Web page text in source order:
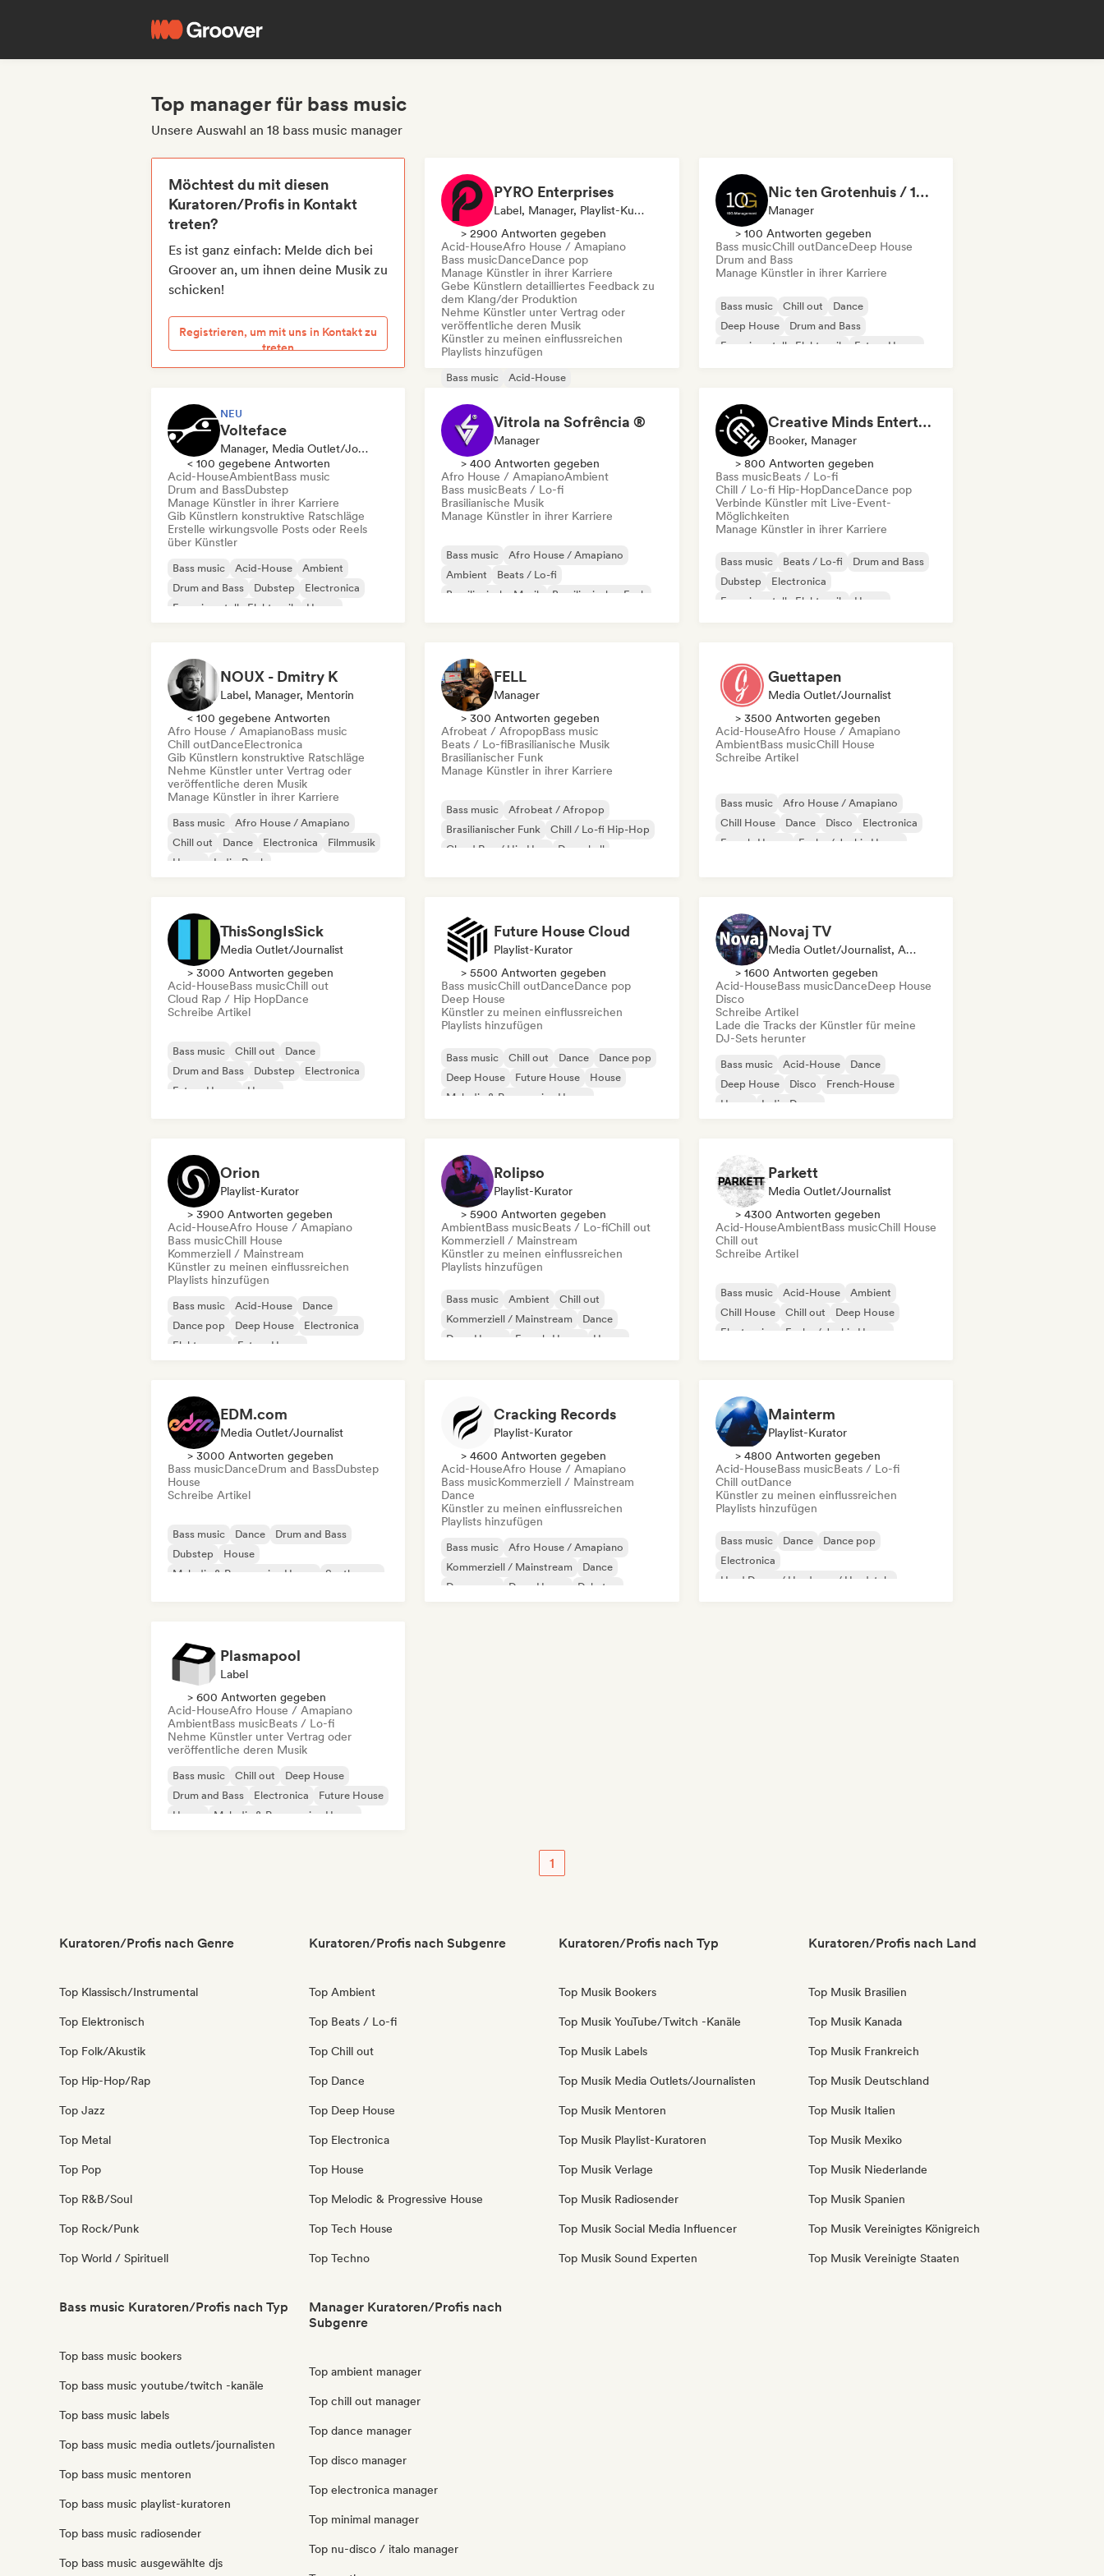
Top manager für bass music
Unsere Auswahl an 18 bass music manager
Möchtest du mit diesen
Kuratoren/Profis in Kontakt
treten?
Es ist ganz einfach: Melde dich bei
Groover an, um ihnen deine Musik zu
schicken!
Registrieren, um mit uns in Kontakt zu
treten
PYRO Enterprises
Label, Manager, Playlist-Kurator, Sound Experte
> 2900 Antworten gegeben
Acid-HouseAfro House / Amapiano
Bass musicDanceDance pop
Manage Künstler in ihrer Karriere
Gebe Künstlern detailliertes Feedback zu
dem Klang/der Produktion
Nehme Künstler unter Vertrag oder
veröffentliche deren Musik
Künstler zu meinen einflussreichen
Playlists hinzufügen
Bass music
Acid-House
Dance pop
Deep House
Future House
Hard Techno
Nic ten Grotenhuis / 10 G Management
Manager
> 100 Antworten gegeben
Bass musicChill outDanceDeep House
Drum and Bass
Manage Künstler in ihrer Karriere
Bass music Chill out
Dance
Deep House
Drum and Bass
Experimentelle Elektronik
Future House
NEU
Volteface
Manager, Media Outlet/Journalist, Mentorin
< 100 gegebene Antworten
Acid-HouseAmbientBass music
Drum and BassDubstep
Manage Künstler in ihrer Karriere
Gib Künstlern konstruktive Ratschläge
Erstelle wirkungsvolle Posts oder Reels
über Künstler
Bass music Acid-House
Ambient
Drum and Bass
Dubstep
Electronica
Experimentelle Elektronik
House
Vitrola na Sofrência ®
Manager
> 400 Antworten gegeben
Afro House / AmapianoAmbient
Bass musicBeats / Lo-fi
Brasilianische Musik
Manage Künstler in ihrer Karriere
Bass music
Afro House / Amapiano
Ambient
Beats / Lo-fi
Brasilianische Musik
Brasilianischer Funk
Creative Minds Entertainment (CME)
Booker, Manager
> 800 Antworten gegeben
Bass musicBeats / Lo-fi
Chill / Lo-fi Hip-HopDanceDance pop
Verbinde Künstler mit Live-Event-
Möglichkeiten
Manage Künstler in ihrer Karriere
Bass music Beats / Lo-fi
Drum and Bass
Dubstep
Electronica
Experimentelle Elektronik
House
NOUX - Dmitry K
Label, Manager, Mentorin
< 100 gegebene Antworten
Afro House / AmapianoBass music
Chill outDanceElectronica
Gib Künstlern konstruktive Ratschläge
Nehme Künstler unter Vertrag oder
veröffentliche deren Musik
Manage Künstler in ihrer Karriere
Bass music
Afro House / Amapiano
Chill out
Dance Electronica
Filmmusik
House
Indie-Rock
FELL
Manager
> 300 Antworten gegeben
Afrobeat / AfropopBass music
Beats / Lo-fiBrasilianische Musik
Brasilianischer Funk
Manage Künstler in ihrer Karriere
Bass music
Afrobeat / Afropop
Brasilianischer Funk
Chill / Lo-fi Hip-Hop
Cloud Rap / Hip Hop
Dancehall
Guettapen
Media Outlet/Journalist
> 3500 Antworten gegeben
Acid-HouseAfro House / Amapiano
AmbientBass musicChill House
Schreibe Artikel
Bass music
Afro House / Amapiano
Chill House
Dance Disco
Electronica
French-House
Funky / Jackin House
ThisSongIsSick
Media Outlet/Journalist
> 3000 Antworten gegeben
Acid-HouseBass musicChill out
Cloud Rap / Hip HopDance
Schreibe Artikel
Bass music Chill out
Dance
Drum and Bass
Dubstep
Electronica
Future House
House
Future House Cloud
Playlist-Kurator
> 5500 Antworten gegeben
Bass musicChill outDanceDance pop
Deep House
Künstler zu meinen einflussreichen
Playlists hinzufügen
Bass music Chill out Dance
Dance pop
Deep House
Future House
House
Melodic & Progressive House
Novaj TV
Media Outlet/Journalist, Ausgewählte DJs
> 1600 Antworten gegeben
Acid-HouseBass musicDanceDeep House
Disco
Schreibe Artikel
Lade die Tracks der Künstler für meine
DJ-Sets herunter
Bass music Acid-House
Dance
Deep House
Disco
French-House
House
Indie-Dance
Orion
Playlist-Kurator
> 3900 Antworten gegeben
Acid-HouseAfro House / Amapiano
Bass musicChill House
Kommerziell / Mainstream
Künstler zu meinen einflussreichen
Playlists hinzufügen
Bass music Acid-House
Dance
Dance pop
Deep House
Electronica
Elektropop
Future House
Rolipso
Playlist-Kurator
> 5900 Antworten gegeben
AmbientBass musicBeats / Lo-fiChill out
Kommerziell / Mainstream
Künstler zu meinen einflussreichen
Playlists hinzufügen
Bass music Ambient
Chill out
Kommerziell / Mainstream
Dance
Deep House
French-House House
Parkett
Media Outlet/Journalist
> 4300 Antworten gegeben
Acid-HouseAmbientBass musicChill House
Chill out
Schreibe Artikel
Bass music Acid-House
Ambient
Chill House
Chill out
Deep House
Electronica
Funky / Jackin House
EDM.com
Media Outlet/Journalist
> 3000 Antworten gegeben
Bass musicDanceDrum and BassDubstep
House
Schreibe Artikel
Bass music Dance
Drum and Bass
Dubstep
House
Melodic & Progressive House
Synthwave
Cracking Records
Playlist-Kurator
> 4600 Antworten gegeben
Acid-HouseAfro House / Amapiano
Bass musicKommerziell / Mainstream
Dance
Künstler zu meinen einflussreichen
Playlists hinzufügen
Bass music
Afro House / Amapiano
Kommerziell / Mainstream
Dance
Dance pop
Deep House
Dubstep
Mainterm
Playlist-Kurator
> 4800 Antworten gegeben
Acid-HouseBass musicBeats / Lo-fi
Chill outDance
Künstler zu meinen einflussreichen
Playlists hinzufügen
Bass music Dance
Dance pop
Electronica
Hard Dance / Hardcore / Hardstyle
Plasmapool
Label
> 600 Antworten gegeben
Acid-HouseAfro House / Amapiano
AmbientBass musicBeats / Lo-fi
Nehme Künstler unter Vertrag oder
veröffentliche deren Musik
Bass music Chill out
Deep House
Drum and Bass
Electronica
Future House
House
Melodic & Progressive House
1
Kuratoren/Profis nach Genre
Top Klassisch/Instrumental
Top Elektronisch
Top Folk/Akustik
Top Hip-Hop/Rap
Top Jazz
Top Metal
Top Pop
Top R&B/Soul
Top Rock/Punk
Top World / Spirituell
Kuratoren/Profis nach Subgenre
Top Ambient
Top Beats / Lo-fi
Top Chill out
Top Dance
Top Deep House
Top Electronica
Top House
Top Melodic & Progressive House
Top Tech House
Top Techno
Kuratoren/Profis nach Typ
Top Musik Bookers
Top Musik YouTube/Twitch -Kanäle
Top Musik Labels
Top Musik Media Outlets/Journalisten
Top Musik Mentoren
Top Musik Playlist-Kuratoren
Top Musik Verlage
Top Musik Radiosender
Top Musik Social Media Influencer
Top Musik Sound Experten
Kuratoren/Profis nach Land
Top Musik Brasilien
Top Musik Kanada
Top Musik Frankreich
Top Musik Deutschland
Top Musik Italien
Top Musik Mexiko
Top Musik Niederlande
Top Musik Spanien
Top Musik Vereinigtes Königreich
Top Musik Vereinigte Staaten
Bass music Kuratoren/Profis nach Typ
Top bass music bookers
Top bass music youtube/twitch -kanäle
Top bass music labels
Top bass music media outlets/journalisten
Top bass music mentoren
Top bass music playlist-kuratoren
Top bass music radiosender
Top bass music ausgewählte djs
Manager Kuratoren/Profis nach
Subgenre
Top ambient manager
Top chill out manager
Top dance manager
Top disco manager
Top electronica manager
Top minimal manager
Top nu-disco / italo manager